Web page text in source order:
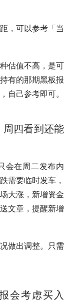
，可以参考「当
估值不高，是可
有的那期黑板报
自己参考即可。
周四看到还能
会在周二发布内
需要临时发车，
大涨，新增资金
文章，提醒新增
做出调整。只需
会考虑买入